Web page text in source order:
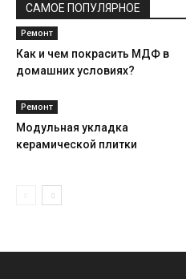
САМОЕ ПОПУЛЯРНОЕ
Ремонт
Как и чем покрасить МДФ в
домашних условиях?
Ремонт
Модульная укладка
керамической плитки